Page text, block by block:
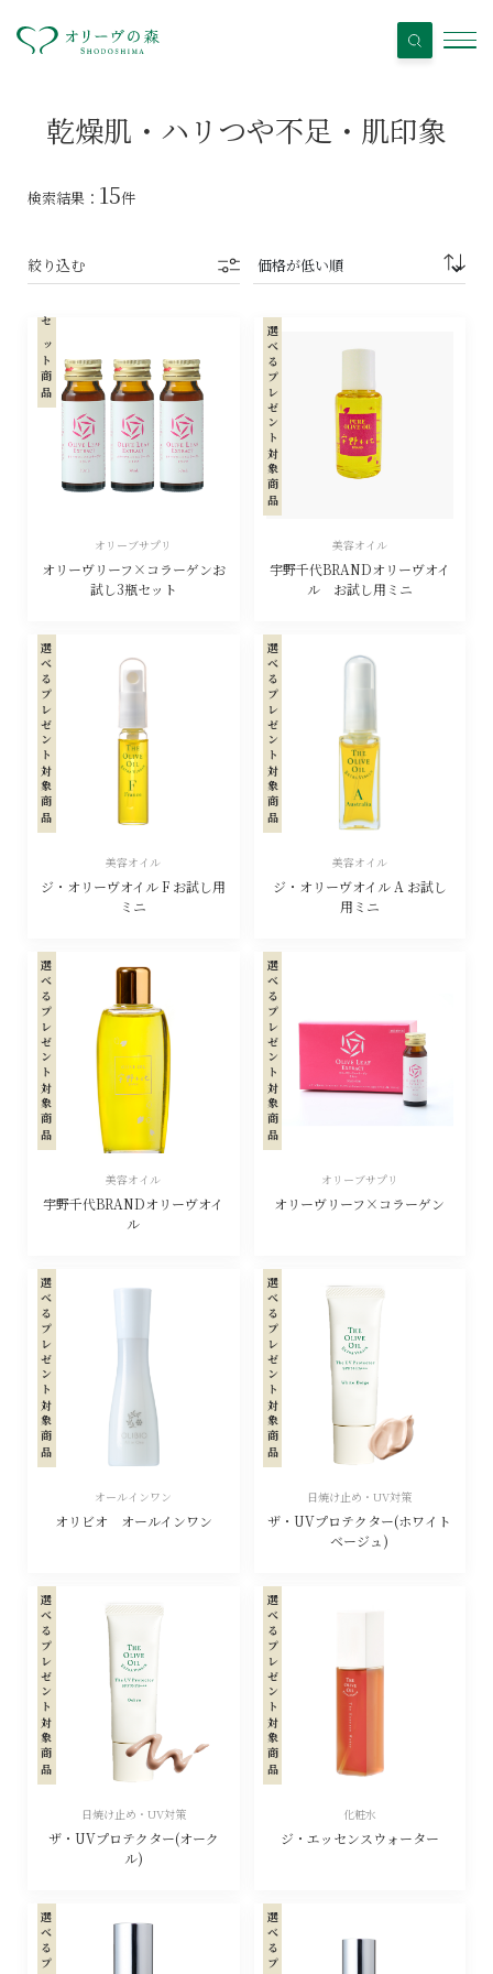
乾燥肌・ハリつや不足・肌印象
検索結果： 15件
絞り込む
オリーブサプリ
オリーヴリーフ×コラーゲンお
試し3瓶セット
セット商品
美容オイル
宇野千代BRANDオリーヴオイ
ル お試し用ミニ
選べるプレゼント対象商品
美容オイル
ジ・オリーヴオイル F お試し用
ミニ
選べるプレゼント対象商品
美容オイル
ジ・オリーヴオイル A お試し
用ミニ
選べるプレゼント対象商品
美容オイル
宇野千代BRANDオリーヴオイ
ル
選べるプレゼント対象商品
オリーブサプリ
オリーヴリーフ×コラーゲン
選べるプレゼント対象商品
オールインワン
オリビオ オールインワン
選べるプレゼント対象商品
日焼け止め・UV対策
ザ・UVプロテクター(ホワイト
ベージュ)
選べるプレゼント対象商品
日焼け止め・UV対策
ザ・UVプロテクター(オーク
ル)
選べるプレゼント対象商品
化粧水
ジ・エッセンスウォーター
選べるプレゼント対象商品